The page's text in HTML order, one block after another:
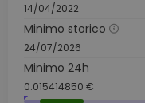
14/04/2022
Minimo storico
24/07/2026
Minimo 24h
0.015414850 €